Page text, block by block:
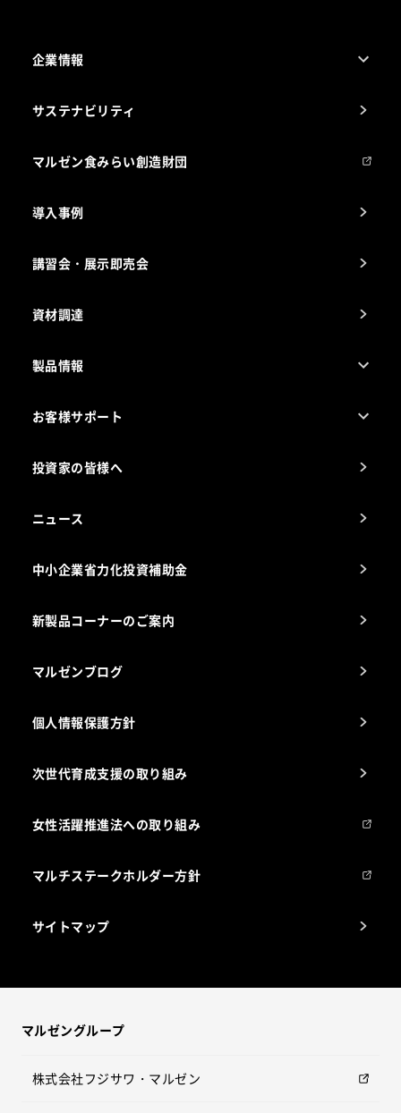
企業情報
会社組織
製品の開発
事業所一覧
サステナビリティ
マルゼン食みらい創造財団
導入事例
講習会・展示即売会
資材調達
製品情報
電気・ガス別厨房機器
お客様サポート
アフターサービスお問合せ先
海外出店をご検討のお客様へ
投資家の皆様へ
ニュース
中小企業省力化投資補助金
新製品コーナーのご案内
マルゼンブログ
個人情報保護方針
次世代育成支援の取り組み
女性活躍推進法への取り組み
マルチステークホルダー方針
サイトマップ
マルゼングループ
株式会社フジサワ・マルゼン